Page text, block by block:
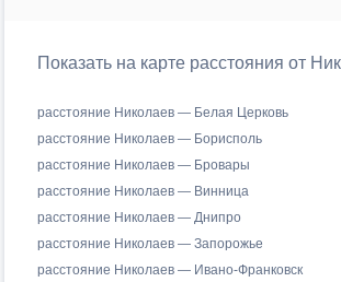
Показать на карте расстояния от
расстояние Николаев — Белая Церковь
расстояние Николаев — Борисполь
расстояние Николаев — Бровары
расстояние Николаев — Винница
расстояние Николаев — Днипро
расстояние Николаев — Запорожье
расстояние Николаев — Ивано-Франковск